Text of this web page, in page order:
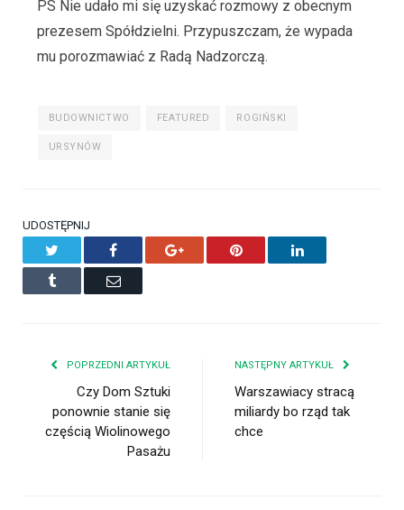
PS Nie udało mi się uzyskać rozmowy z obecnym
prezesem Spółdzielni. Przypuszczam, że wypada
mu porozmawiać z Radą Nadzorczą.
BUDOWNICTWO FEATURED ROGIŃSKI
URSYNÓW
UDOSTĘPNIJ
Facebook Google+ Pinterest LinkedIn
Tumblr Email
POPRZEDNI ARTYKUŁ
Czy Dom Sztuki
ponownie stanie się
częścią Wiolinowego
Pasażu
NASTĘPNY ARTYKUŁ
Warszawiacy stracą
miliardy bo rząd tak
chce